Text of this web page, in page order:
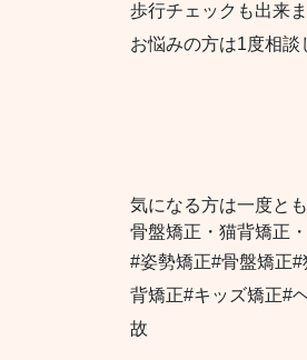
歩行チェックも出来
お悩みの方は1度相談
気になる方は一度と
骨盤矯正・猫背矯正
#姿勢矯正#骨盤矯正
背矯正#キッズ矯正#
故